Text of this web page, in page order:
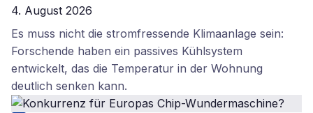
4. August 2026
Es muss nicht die stromfressende Klimaanlage sein:
Forschende haben ein passives Kühlsystem
entwickelt, das die Temperatur in der Wohnung
deutlich senken kann.